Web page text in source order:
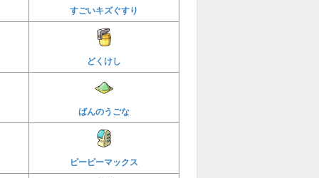
すごいキズぐすり
どくけし
ばんのうごな
ピーピーマックス